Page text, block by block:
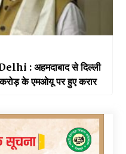
: अहमदाबाद से दिल्ली
के एमओयू पर हुए करार